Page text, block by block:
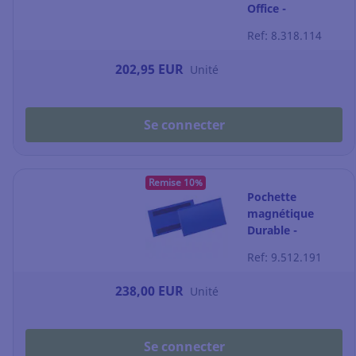
Office -
porte battante -
Ref: 8.318.114
202,95 EUR Unité
Se connecter
Remise 10%
Pochette
magnétique
Durable -
6,7 cm - bleu -
Ref: 9.512.191
238,00 EUR Unité
Se connecter